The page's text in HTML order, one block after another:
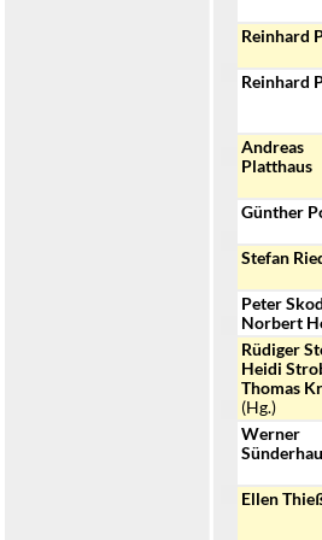
Reinhard
Reinhard
Andreas
Platthaus
Günther
Stefan
Peter
Norbert
Rüdiger
Heidi
Thomas
(Hg.)
Werner
Ellen